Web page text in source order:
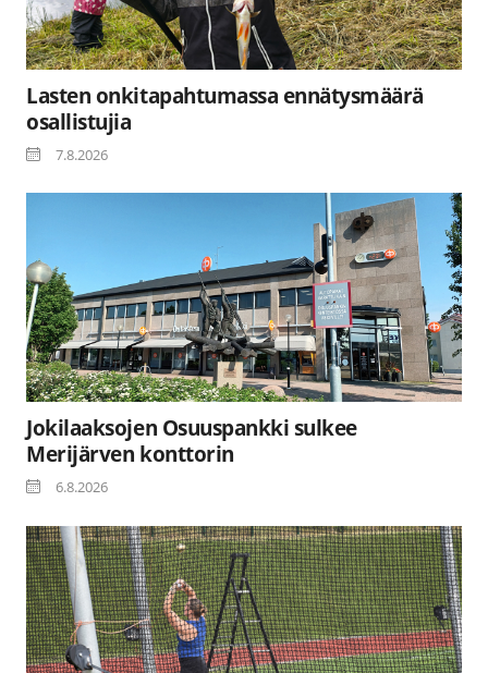
Lasten onkitapahtumassa ennätysmäärä
osallistujia
7.8.2026
Jokilaaksojen Osuuspankki sulkee
Merijärven konttorin
6.8.2026